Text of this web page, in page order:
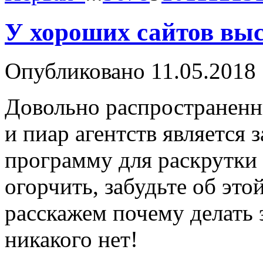
У хороших сайтов
Опубликовано 11.05.2018
Довольно
и пиар агентств является
программу для
огорчить, забудьте об
расскажем почему делать
никакого нет!